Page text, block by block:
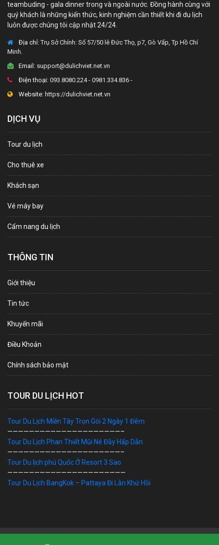
teambuding - gala dinner trong và ngoài nước. Đồng hành cùng với
quý khách là những kiến thức, kinh nghiệm cần thiết khi đi du lịch
luôn được chúng tôi cập nhật 24/24.
Địa chỉ:Trụ Sở Chính: Số 57/50 lê Đức Thọ, p7, Gò Vấp, Tp Hồ Chí
Minh.
Email: support@dulichviet.net.vn
Điện thoại: 093.8080.224 - 0981.334.836 -
Website: https://dulichviet.net.vn
DỊCH VỤ
Tour du lịch
Cho thuê xe
Khách sạn
Vé máy bay
Cẩm nang du lịch
THÔNG TIN
Giới thiệu
Tin tức
Khuyến mãi
Điều Khoản
Chính sách bảo mật
TOUR DU LỊCH HOT
Tour Du Lịch Miền Tây Trọn Gói 2 Ngày 1 Đêm
—————————————————————–
Tour Du Lịch Phan Thiết Mũi Né Đầy Hấp Dẫn
—————————————————————–
Tour Du lịch phú Quốc Ở Resort 3 Sao
——————————————————————
Tour Du Lịch BangKok – Pattaya Đi Lẫn Khứ Hồi